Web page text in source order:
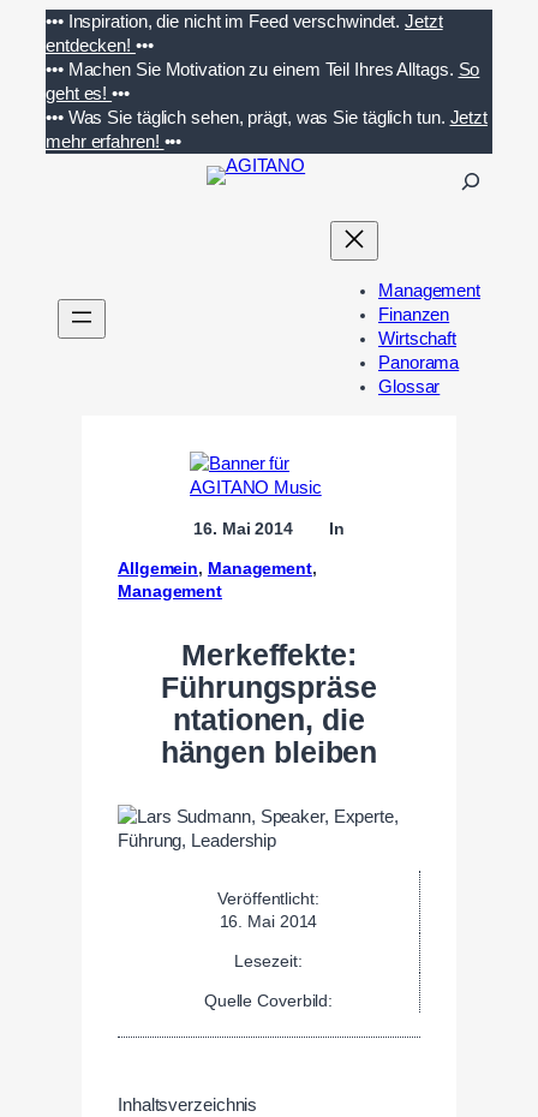
Inhalt
springen
••• Inspiration, die nicht im Feed verschwindet. Jetzt
entdecken! •••
••• Machen Sie Motivation zu einem Teil Ihres Alltags. So
geht es!•••
••• Was Sie täglich sehen, prägt, was Sie täglich tun. Jetzt
mehr erfahren! •••
n
Management
Finanzen
Wirtschaft
Panorama
Glossar
16. Mai 2014 In
Allgemein, Management
Management
Merkeffekte:
Führungspräse
ntationen, die
hängen bleiben
Veröffentlicht:
16. Mai 2014
Lesezeit:
Quelle Coverbild:
Inhaltsverzeichnis